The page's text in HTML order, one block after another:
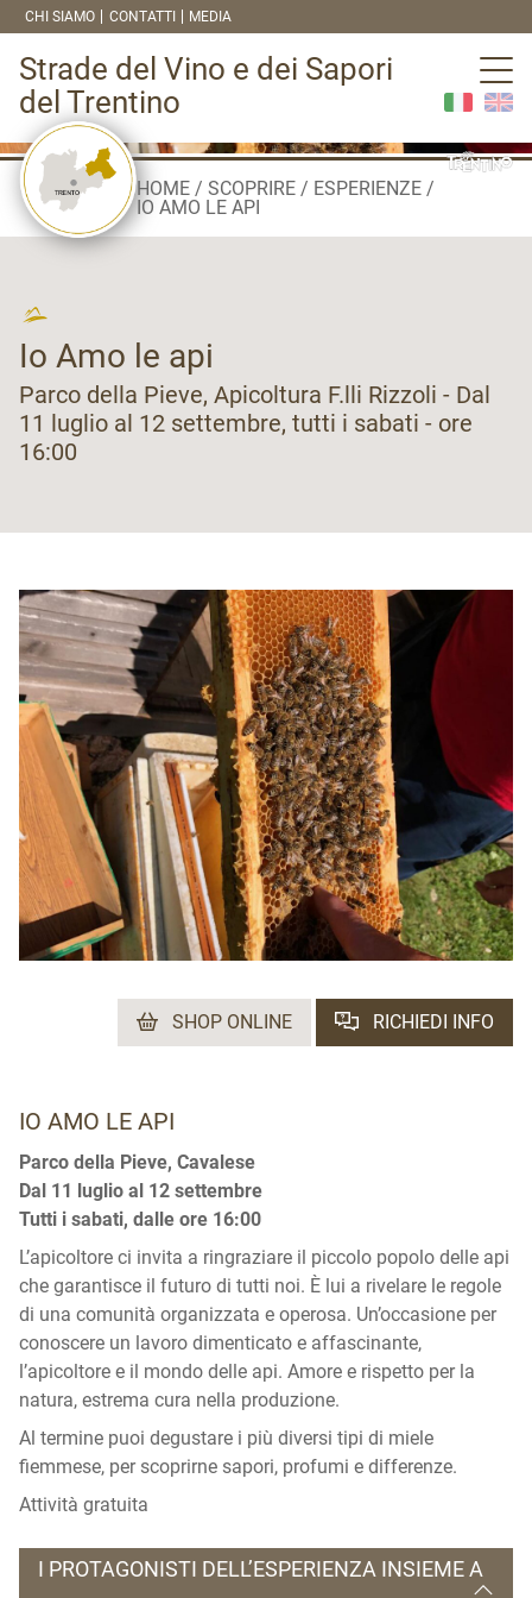
CHI SIAMO CONTATTI MEDIA
Strade del Vino e dei Sapori
del Trentino
HOME SCOPRIRE
ESPERIENZE
IO AMO LE API
Io Amo le api
Parco della Pieve, Apicoltura F.lli Rizzoli - Dal
11 luglio al 12 settembre, tutti i sabati - ore
16:00
SHOP ONLINE RICHIEDI INFO
IO AMO LE API
Parco della Pieve, Cavalese
Dal 11 luglio al 12 settembre
Tutti i sabati, dalle ore 16:00
L’apicoltore ci invita a ringraziare il piccolo popolo delle api
che garantisce il futuro di tutti noi. È lui a rivelare le regole
di una comunità organizzata e operosa. Un’occasione per
conoscere un lavoro dimenticato e affascinante,
l’apicoltore e il mondo delle api. Amore e rispetto per la
natura, estrema cura nella produzione.
Al termine puoi degustare i più diversi tipi di miele
fiemmese, per scoprirne sapori, profumi e differenze.
Attività gratuita
I PROTAGONISTI DELL’ESPERIENZA INSIEME A